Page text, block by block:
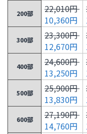
200部
22,010円
10,360円
300部
23,300円
12,670円
400部
24,600円
13,250円
500部
25,900円
13,830円
600部
27,190円
14,760円